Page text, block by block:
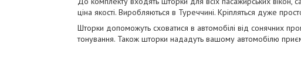
ціна якості. Виробляються в Туреччині. Кріпляться дуже
Шторки допоможуть сховатися в автомобілі від сонячних
тонування. Також шторки нададуть вашому автомобілю